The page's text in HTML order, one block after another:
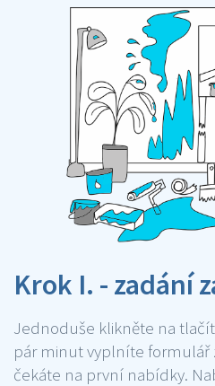
Krok I. - zadání
Jednoduše klikněte na
pár minut vyplníte formulář
čekáte na první nabídky.